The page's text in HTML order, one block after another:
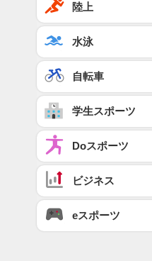
陸上
水泳
自転車
学生スポーツ
Doスポーツ
ビジネス
eスポーツ